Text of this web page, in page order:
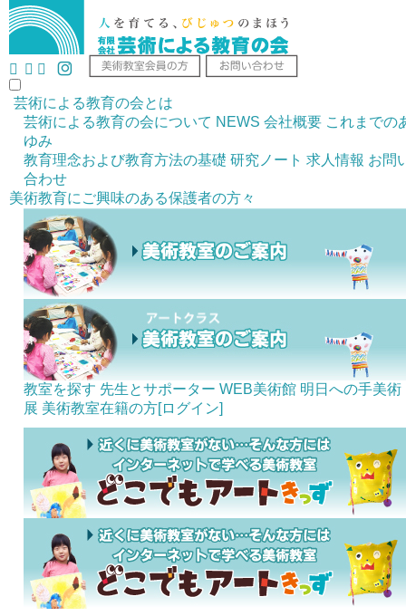
芸術による教育の会とは
芸術による教育の会について NEWS 会社概要 これまでの
ゆみ
教育理念および教育方法の基礎 研究ノート 求人情報 お問
合わせ
美術教育にご興味のある保護者の方々
教室を探す 先生とサポーター WEB美術館 明日への手美術
展 美術教室在籍の方[ログイン]